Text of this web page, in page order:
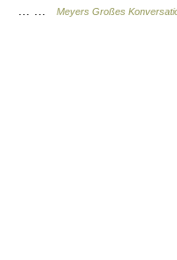
Meyers Großes